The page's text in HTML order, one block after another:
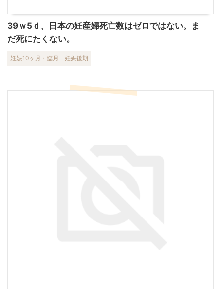
39ｗ5ｄ、日本の妊産婦死亡数はゼロではない。ま
だ死にたくない。
妊娠10ヶ月・臨月 妊娠後期